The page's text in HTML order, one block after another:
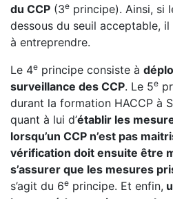
du CCP (3e principe). Ainsi, si
dessous du seuil acceptable, il
à entreprendre.
Le 4e principe consiste à
surveillance des CCP. Le 5e
durant la formation HACCP à
quant à lui d’établir les
lorsqu’un CCP n’est pas
vérification doit ensuite être
s’assurer que les mesures
s’agit du 6e principe. Et enfin,